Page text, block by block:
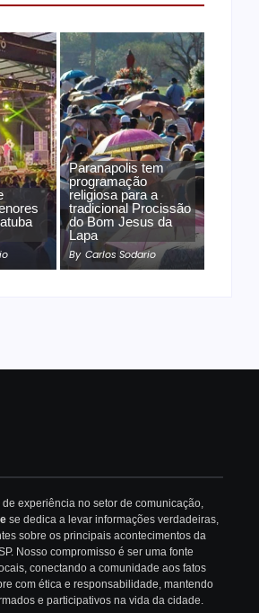
Paranapolis tem
programação
religiosa para a
tradicional Procissão
do Bom Jesus da
Lapa
By Carlos Sodario
experiência no setor de comunicação,
se dedica a levar informações verdadeiras,
sobre os principais acontecimentos da
Nosso compromisso é ser uma fonte
conectando a comunidade aos fatos
com ética e responsabilidade, mantendo
e participativos na vida da cidade.